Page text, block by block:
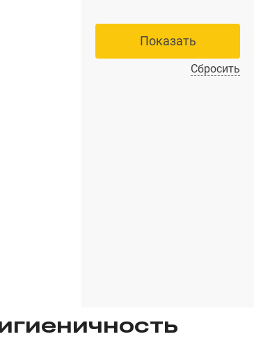
Показать
Сбросить